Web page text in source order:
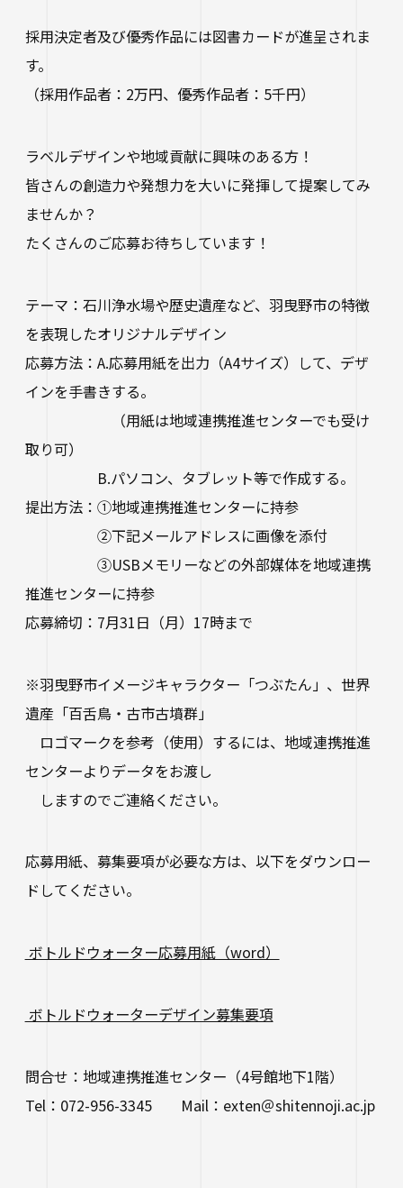
キャンパスマップ・施設紹介
大学広報
報道関係／取材等のお問い合わせ
ハラスメントに関する相談
生活支援
駐車場利用
学生寮
アルバイト紹介
学内で地震が発生したら
卒業生及び就職先アンケートについて
卒業生の就職支援について
人事採用ご担当の方へ
研究倫理審査
社会連携
地域連携・研究推進センター
自治体・企業・団体との連携協定一覧
高大連携プログラム
看護実践開発研究センター ～実施プログラム
知的・人的資源の公開（講師派遣）
生涯学習・公開講座
オープンカレッジ
たいし塾
公開シンポジウム
ハルカス大学
各種証明書の申請
四天王寺大学公式SNS
LINE Instagram YouTube X
採用決定者及び優秀作品には図書カードが進呈されま
す。
（採用作品者：2万円、優秀作品者：5千円）
ラベルデザインや地域貢献に興味のある方！
皆さんの創造力や発想力を大いに発揮して提案してみ
ませんか？
たくさんのご応募お待ちしています！
テーマ：石川浄水場や歴史遺産など、羽曳野市の特徴
を表現したオリジナルデザイン
応募方法：A.応募用紙を出力（A4サイズ）して、デザ
インを手書きする。
（用紙は地域連携推進センターでも受け
取り可）
B.パソコン、タブレット等で作成する。
提出方法：①地域連携推進センターに持参
②下記メールアドレスに画像を添付
③USBメモリーなどの外部媒体を地域連携
推進センターに持参
応募締切：7月31日（月）17時まで
※羽曳野市イメージキャラクター「つぶたん」、世界
遺産「百舌鳥・古市古墳群」
ロゴマークを参考（使用）するには、地域連携推進
センターよりデータをお渡し
しますのでご連絡ください。
応募用紙、募集要項が必要な方は、以下をダウンロー
ドしてください。
ボトルドウォーター応募用紙（word）
ボトルドウォーターデザイン募集要項
問合せ：地域連携推進センター（4号館地下1階）
Tel：072-956-3345 Mail：exten＠shitennoji.ac.jp